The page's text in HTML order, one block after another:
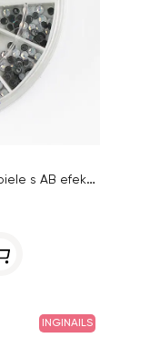
Nail art ozdoby – kamienky mix – biele s AB efektom
INGINAILS